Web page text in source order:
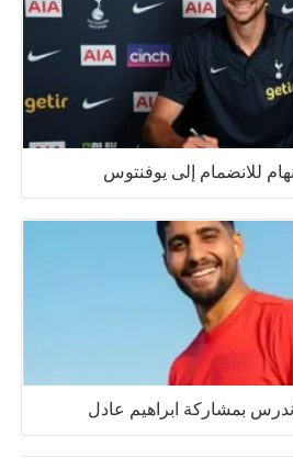
للانضمام إلى يوفنتوس
بمشاركة ابراهيم عادل